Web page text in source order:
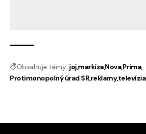
Obsahuje témy: jojmarkízaNovaPrima
Protimonopolný úrad SRreklamytelevízia